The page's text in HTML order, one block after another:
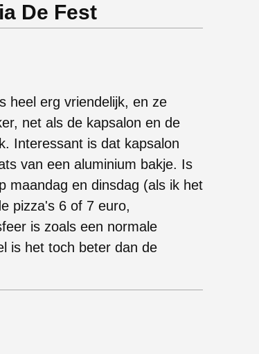
De Fest
heel erg vriendelijk, en ze
net als de kapsalon en de
Interessant is dat kapsalon
van een aluminium bakje. Is
maandag en dinsdag (als ik het
pizza's 6 of 7 euro,
is zoals een normale
is het toch beter dan de